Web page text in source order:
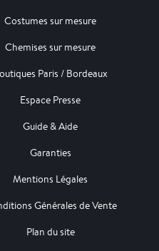
Costumes sur mesure
Chemises sur mesure
Paris / Bordeaux
Espace Presse
Guide & Aide
Garanties
Mentions Légales
Générales de Vente
Plan du site